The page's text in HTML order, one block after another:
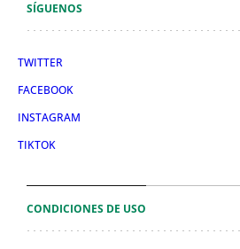
SÍGUENOS
TWITTER
FACEBOOK
INSTAGRAM
TIKTOK
CONDICIONES DE USO